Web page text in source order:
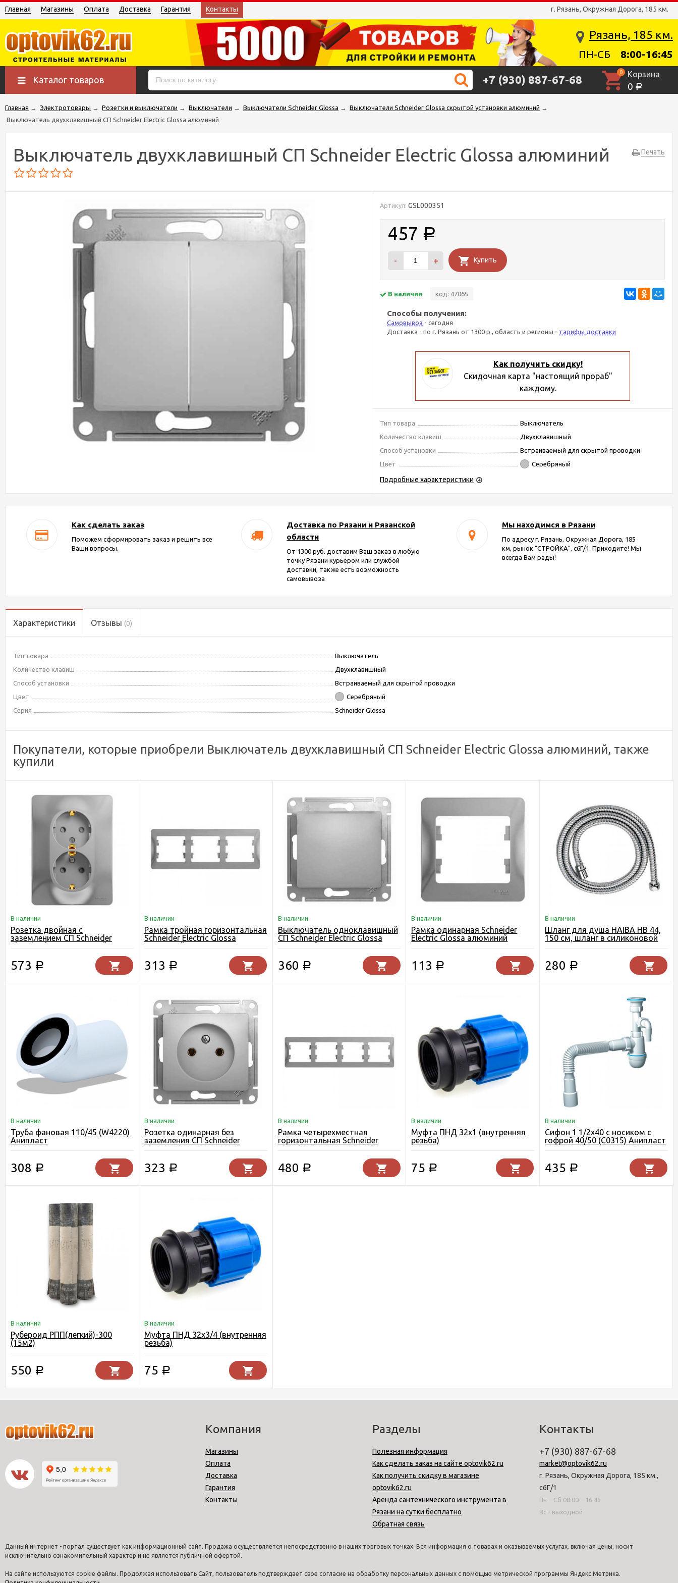
г. Рязань, Окружная Дорога, 185 км.
Главная Магазины Оплата Доставка Гарантия Контакты
Рязань, 185 км.
ПН-СБ 8:00-16:45
Каталог товаров +7 (930) 887-67-68
0 Корзина
0 Р
Главная → Электротовары → Розетки и выключатели → Выключатели → Выключатели Schneider Glossa → Выключатели Schneider Glossa скрытой установки алюминий →
Выключатель двухклавишный СП Schneider Electric Glossa алюминий
Печать
Выключатель двухклавишный СП Schneider Electric Glossa алюминий
Артикул: GSL000351
457 Р
- + Купить
В наличии код: 47065
Способы получения:
Самовывоз - сегодня
Доставка - по г. Рязань от 1300 р., область и регионы - тарифы доставки
Как получить скидку!
Скидочная карта "настоящий прораб"
каждому.
Тип товара
Выключатель
Количество клавиш
Двухклавишный
Способ установки
Встраиваемый для скрытой проводки
Цвет
Серебряный
Подробные характеристики
Как сделать заказ
Поможем сформировать заказ и решить все
Ваши вопросы.
Доставка по Рязани и Рязанской
области
От 1300 руб. доставим Ваш заказ в любую
точку Рязани курьером или службой
доставки, также есть возможность
самовывоза
Мы находимся в Рязани
По адресу г. Рязань, Окружная Дорога, 185
км, рынок "СТРОЙКА", с6Г/1. Приходите! Мы
всегда Вам рады!
Характеристики Отзывы (0)
Тип товара
Выключатель
Количество клавиш
Двухклавишный
Способ установки
Встраиваемый для скрытой проводки
Цвет
Серебряный
Серия
Schneider Glossa
Покупатели, которые приобрели Выключатель двухклавишный СП Schneider Electric Glossa алюминий, также
купили
В наличии
Розетка двойная с
заземлением СП Schneider
Electric Glossa алюминий
573 Р
В наличии
Рамка тройная горизонтальная
Schneider Electric Glossa
алюминий
313 Р
В наличии
Выключатель одноклавишный
СП Schneider Electric Glossa
алюминий
360 Р
В наличии
Рамка одинарная Schneider
Electric Glossa алюминий
113 Р
В наличии
Шланг для душа HAIBA HB 44,
150 см, шланг в силиконовой
280 Р
В наличии
Труба фановая 110/45 (W4220)
Анипласт
308 Р
В наличии
Розетка одинарная без
заземления СП Schneider
Electric Glossa алюминий
323 Р
В наличии
Рамка четырехместная
горизонтальная Schneider
Electric Glossa алюминий
480 Р
В наличии
Муфта ПНД 32х1 (внутренняя
резьба)
75 Р
В наличии
Сифон 1 1/2х40 с носиком с
гофрой 40/50 (C0315) Анипласт
435 Р
В наличии
Рубероид РПП(легкий)-300
(15м2)
550 Р
В наличии
Муфта ПНД 32х3/4 (внутренняя
резьба)
75 Р
Компания
Магазины
Оплата
Доставка
Гарантия
Контакты
Разделы
Полезная информация
Как сделать заказ на сайте optovik62.ru
Как получить скидку в магазине
optovik62.ru
Аренда сантехнического инструмента в
Рязани на сутки бесплатно
Обратная связь
Контакты
+7 (930) 887-67-68
market@optovik62.ru
г. Рязань, Окружная Дорога, 185 км.,
с6Г/1
Пн—Сб 08:00—16:45
Вс - выходной
Данный интернет - портал существует как информационный сайт. Продажа осуществляется непосредственно в наших торговых точках. Вся информация о товарах и оказываемых услугах, включая цены, носит
исключительно ознакомительный характер и не является публичной офертой.
На сайте используются cookie файлы. Продолжая использовать Сайт, пользователь подтверждает свое согласие на обработку персональных данных с помощью метрической программы Яндекс.Метрика.